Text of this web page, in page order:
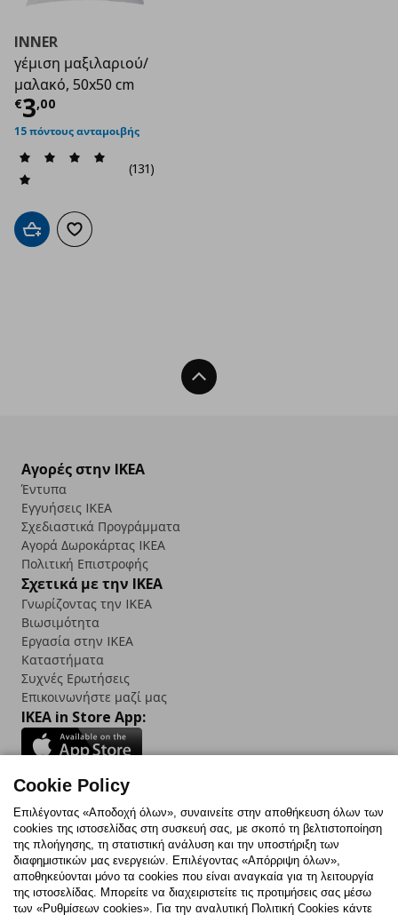
INNER
γέμιση μαξιλαριού/
μαλακό, 50x50 cm
€3,00
Τρέχουσα τιμή
15 πόντους ανταμοιβής
(131)
Προσθήκη στο καλάθι
Προσθήκη στα αγαπημένα
Back To Top
Αγορές στην IKEA
Έντυπα
Εγγυήσεις IKEA
Σχεδιαστικά Προγράμματα
Αγορά Δωρoκάρτας IKEA
Πολιτική Επιστροφής
Σχετικά με την IKEA
Γνωρίζοντας την IKEA
Βιωσιμότητα
Εργασία στην IKEA
Καταστήματα
Συχνές Ερωτήσεις
Επικοινωνήστε μαζί μας
IKEA in Store App:
Follow us:
FacebookInstagram
TikTokYoutubePinterestTwitter
Cookie Policy
Επιλέγοντας «Αποδοχή όλων», συναινείτε στην αποθήκευση όλων των
cookies της ιστοσελίδας στη συσκευή σας, με σκοπό τη βελτιστοποίηση
της πλοήγησης, τη στατιστική ανάλυση και την υποστήριξη των
διαφημιστικών μας ενεργειών. Επιλέγοντας «Απόρριψη όλων»,
αποθηκεύονται μόνο τα cookies που είναι αναγκαία για τη λειτουργία
της ιστοσελίδας. Μπορείτε να διαχειριστείτε τις προτιμήσεις σας μέσω
των «Ρυθμίσεων cookies». Για την αναλυτική Πολιτική Cookies κάντε